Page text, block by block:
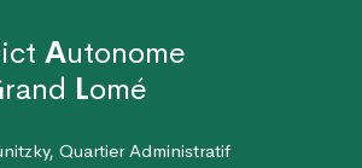
Autonome
rand Lomé
Quartier Administratif